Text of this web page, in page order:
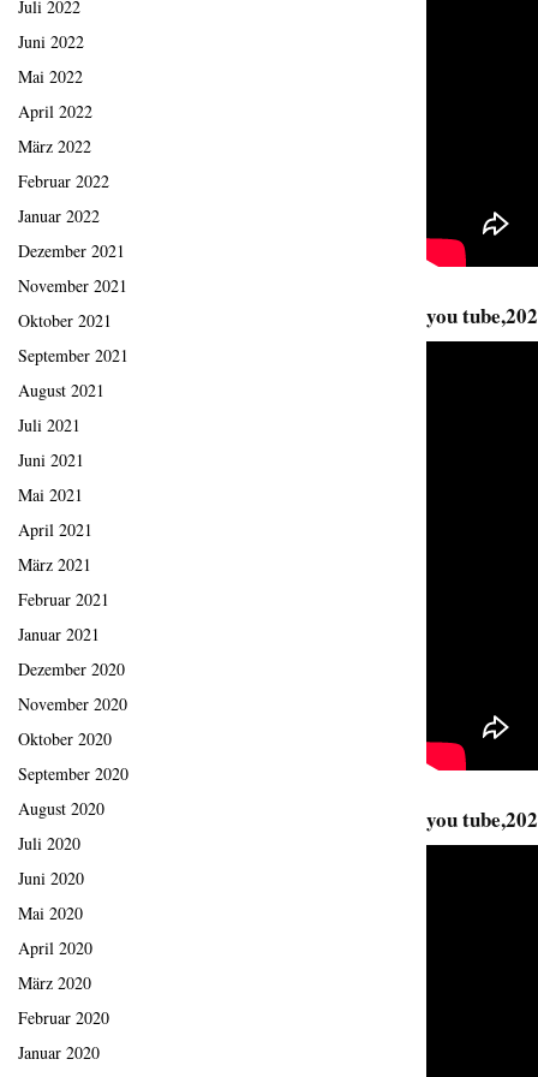
you
you
Juli 2022
Juni 2022
Mai 2022
April 2022
März 2022
Februar 2022
Januar 2022
Dezember 2021
November 2021
Oktober 2021
September 2021
August 2021
Juli 2021
Juni 2021
Mai 2021
April 2021
März 2021
Februar 2021
Januar 2021
Dezember 2020
November 2020
Oktober 2020
September 2020
August 2020
Juli 2020
Juni 2020
Mai 2020
April 2020
März 2020
Februar 2020
Januar 2020